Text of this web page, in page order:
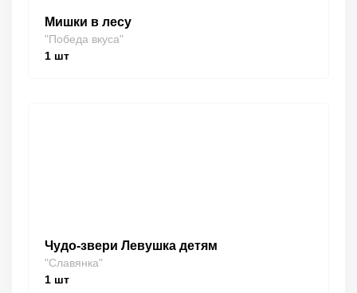
Мишки в лесу
"Победа вкуса"
1 шт
Чудо-звери Левушка детям
"Славянка"
1 шт